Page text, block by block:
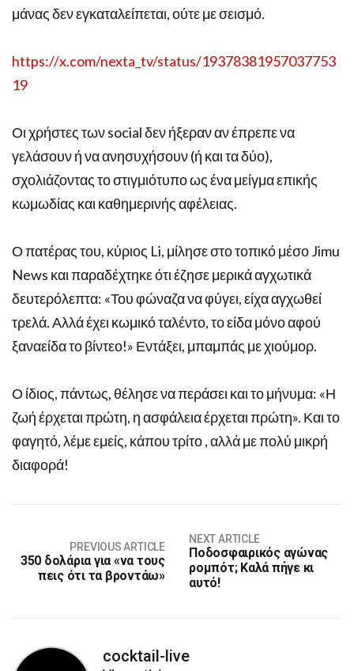
μάνας δεν εγκαταλείπεται, ούτε με σεισμό.
https://x.com/nexta_tv/status/19378381957037753
19
Οι χρήστες των social δεν ήξεραν αν έπρεπε να
γελάσουν ή να ανησυχήσουν (ή και τα δύο),
σχολιάζοντας το στιγμιότυπο ως ένα μείγμα επικής
κωμωδίας και καθημερινής αφέλειας.
Ο πατέρας του, κύριος Li, μίλησε στο τοπικό μέσο Jimu
News και παραδέχτηκε ότι έζησε μερικά αγχωτικά
δευτερόλεπτα: «Του φώναζα να φύγει, είχα αγχωθεί
τρελά. Αλλά έχει κωμικό ταλέντο, το είδα μόνο αφού
ξαναείδα το βίντεο!» Εντάξει, μπαμπάς με χιούμορ.
Ο ίδιος, πάντως, θέλησε να περάσει και το μήνυμα: «Η
ζωή έρχεται πρώτη, η ασφάλεια έρχεται πρώτη». Και το
φαγητό, λέμε εμείς, κάπου τρίτο , αλλά με πολύ μικρή
διαφορά!
PREVIOUS ARTICLE
350 δολάρια για «να τους
πεις ότι τα βροντάω»
NEXT ARTICLE
Ποδοσφαιρικός αγώνας
ρομπότ; Καλά πήγε κι
αυτό!
cocktail-live